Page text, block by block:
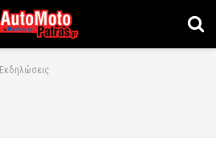
Εκδηλώσεις